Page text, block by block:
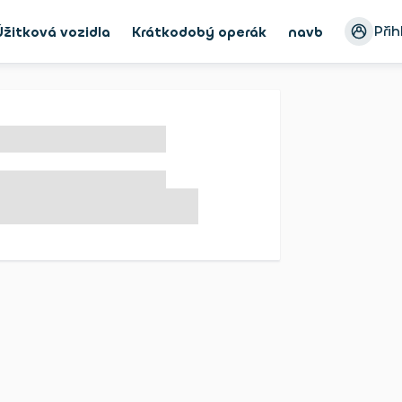
vozidla Krátkodobý operák navbar_Bike